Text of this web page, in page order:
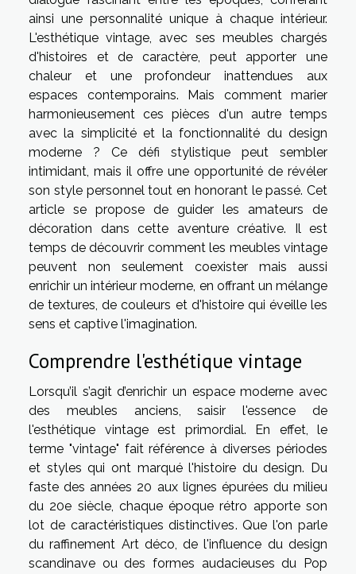
ainsi une personnalité unique à chaque intérieur.
L'esthétique vintage, avec ses meubles chargés
d'histoires et de caractère, peut apporter une
chaleur et une profondeur inattendues aux
espaces contemporains. Mais comment marier
harmonieusement ces pièces d'un autre temps
avec la simplicité et la fonctionnalité du design
moderne ? Ce défi stylistique peut sembler
intimidant, mais il offre une opportunité de révéler
son style personnel tout en honorant le passé. Cet
article se propose de guider les amateurs de
décoration dans cette aventure créative. Il est
temps de découvrir comment les meubles vintage
peuvent non seulement coexister mais aussi
enrichir un intérieur moderne, en offrant un mélange
de textures, de couleurs et d'histoire qui éveille les
sens et captive l'imagination.
Comprendre l'esthétique vintage
Lorsqu’il s’agit d’enrichir un espace moderne avec
des meubles anciens, saisir l'essence de
l'esthétique vintage est primordial. En effet, le
terme "vintage" fait référence à diverses périodes
et styles qui ont marqué l'histoire du design. Du
faste des années 20 aux lignes épurées du milieu
du 20e siècle, chaque époque rétro apporte son
lot de caractéristiques distinctives. Que l'on parle
du raffinement Art déco, de l'influence du design
scandinave ou des formes audacieuses du Pop